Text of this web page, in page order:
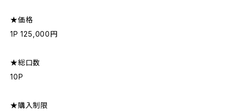
★価格
1P 125,000円
★総口数
10P
★購入制限